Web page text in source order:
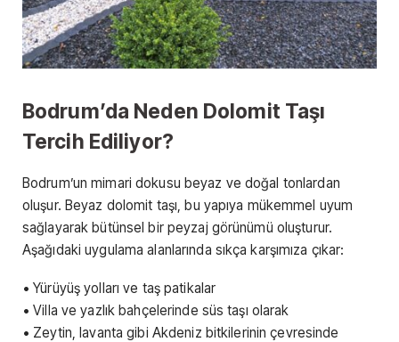
Bodrum’da Neden Dolomit Taşı
Tercih Ediliyor?
Bodrum’un mimari dokusu beyaz ve doğal tonlardan
oluşur. Beyaz dolomit taşı, bu yapıya mükemmel uyum
sağlayarak bütünsel bir peyzaj görünümü oluşturur.
Aşağıdaki uygulama alanlarında sıkça karşımıza çıkar:
• Yürüyüş yolları ve taş patikalar
• Villa ve yazlık bahçelerinde süs taşı olarak
• Zeytin, lavanta gibi Akdeniz bitkilerinin çevresinde